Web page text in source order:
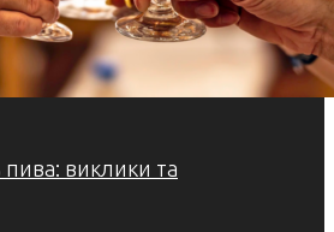
виклики та